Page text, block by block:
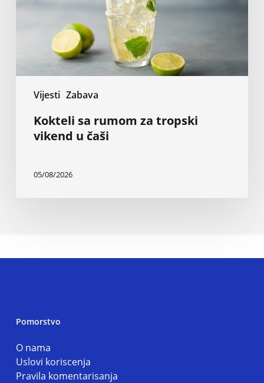
Vijesti Zabava
Kokteli sa rumom za tropski
vikend u čaši
05/08/2026
Pomorstvo
O nama
Uslovi koriscenja
Pravila komentarisanja